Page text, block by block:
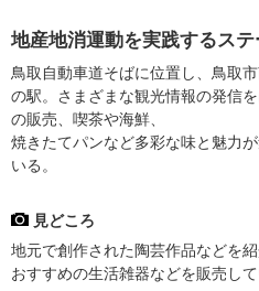
地産地消運動を実践するス
鳥取自動車道そばに位置し、鳥取
の駅。さまざまな観光情報の発信
の販売、喫茶や海鮮、
焼きたてパンなど多彩な味と魅力
いる。
見どころ
地元で創作された陶芸作品などを
おすすめの生活雑器などを販売して